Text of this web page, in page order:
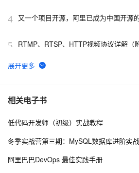
4 又一个项目开源，阿里已成为中国开源
5
RTMP、RTSP、HTTP视频协议详解（
6 谷歌CEO皮查伊：对重返中国持开放态度
7 C语言项目参考解答：全正整数后再计算
8 俗人解读 三维渲染 的工作过程
著录
相关电子书
低代码开发师（初级）实战教程
冬季实战营第三期：MySQL数据库进阶实战
阿里巴巴DevOps 最佳实践手册